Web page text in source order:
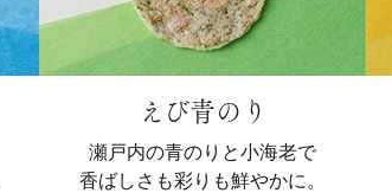
えび青のり
瀬戸内の青のりと小海老で
香ばしさも彩りも鮮やかに。